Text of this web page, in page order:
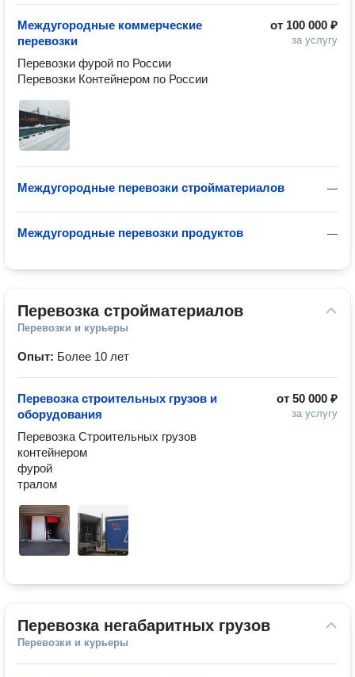
от 100 000 ₽
за услугу
Междугородные коммерческие
перевозки
Перевозки фурой по России
Перевозки Контейнером по России
—
Междугородные перевозки стройматериалов
—
Междугородные перевозки продуктов
Перевозка стройматериалов
Перевозки и курьеры
Опыт: Более 10 лет
от 50 000 ₽
за услугу
Перевозка строительных грузов и
оборудования
Перевозка Строительных грузов
контейнером
фурой
Перевозка негабаритных грузов
Перевозки и курьеры